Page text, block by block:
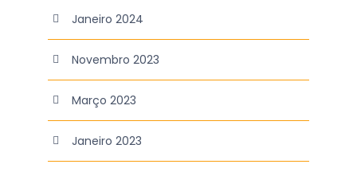
Janeiro 2024
Novembro 2023
Março 2023
Janeiro 2023